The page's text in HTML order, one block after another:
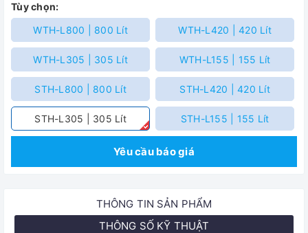
Tùy chọn:
WTH-L800 | 800 Lít
WTH-L420 | 420 Lít
WTH-L305 | 305 Lít WTH-L155 | 155 Lít
STH-L800 | 800 Lít STH-L420 | 420 Lít
STH-L305 | 305 Lít STH-L155 | 155 Lít
Yêu cầu báo giá
THÔNG TIN SẢN PHẨM
THÔNG SỐ KỸ THUẬT